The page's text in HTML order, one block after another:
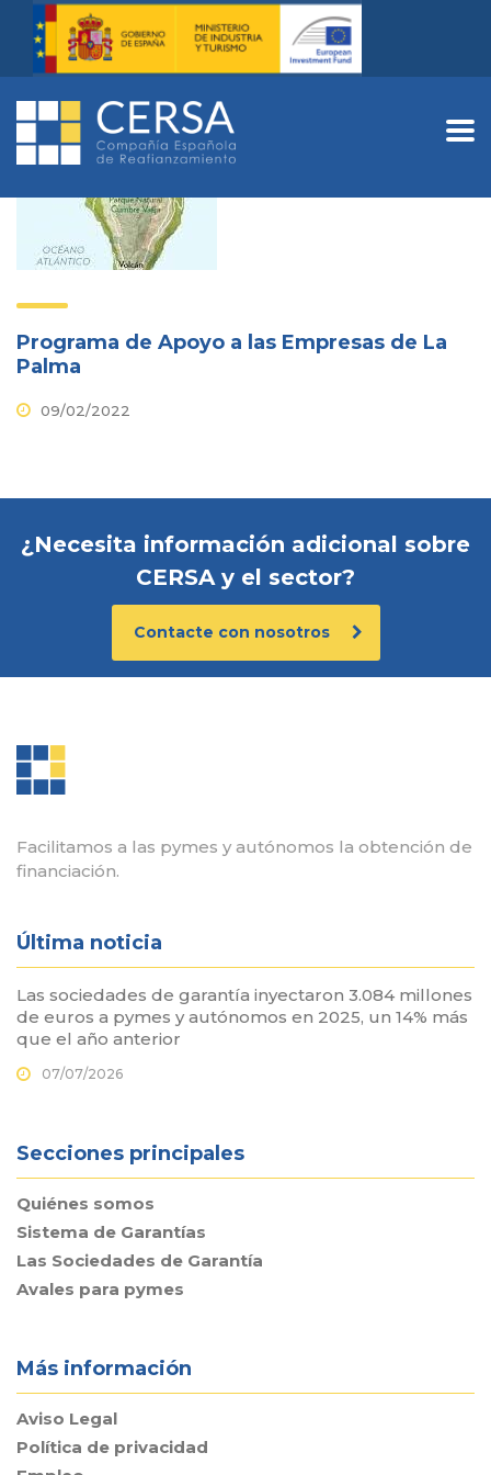
Programa de Apoyo a las Empresas de La
Palma
09/02/2022
¿Necesita información adicional sobre
CERSA y el sector?
Contacte con nosotros
Facilitamos a las pymes y autónomos la obtención de
financiación.
Última noticia
Las sociedades de garantía inyectaron 3.084 millones
de euros a pymes y autónomos en 2025, un 14% más
que el año anterior
07/07/2026
Secciones principales
Quiénes somos
Sistema de Garantías
Las Sociedades de Garantía
Avales para pymes
Más información
Aviso Legal
Política de privacidad